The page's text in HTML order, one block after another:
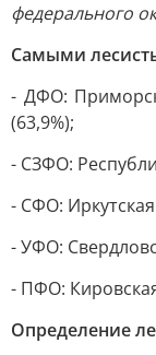
федерального
Самыми
- ДФО:
(63,9%);
- СЗФО:
- СФО:
- УФО:
- ПФО:
Определение